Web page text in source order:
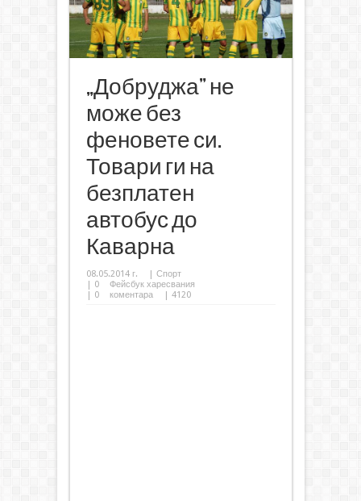
„Добруджа” не
може без
феновете си.
Товари ги на
безплатен
автобус до
Каварна
08.05.2014 г. | Спорт
| 0
Фейсбук харесвания
| 0 коментара | 4120